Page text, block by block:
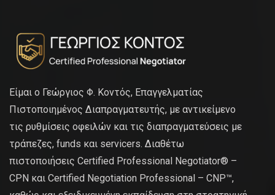
Είμαι ο Γεώργιος Φ. Κοντός, Επαγγελματίας
Πιστοποιημένος Διαπραγματευτής, με αντικείμενο
τις ρυθμίσεις οφειλών και τις διαπραγματεύσεις με
τράπεζες, funds και servicers. Διαθέτω
πιστοποιήσεις Certified Professional Negotiator® –
CPN και Certified Negotiation Professional – CNP™,